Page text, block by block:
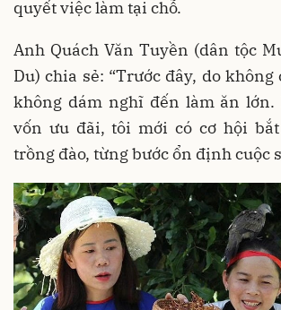
quyết việc làm tại chỗ.
Anh Quách Văn Tuyền (dân tộc
Du) chia sẻ: “Trước đây, do
không dám nghĩ đến làm ăn lớn.
vốn ưu đãi, tôi mới có cơ hội
trồng đào, từng bước ổn định cuộc